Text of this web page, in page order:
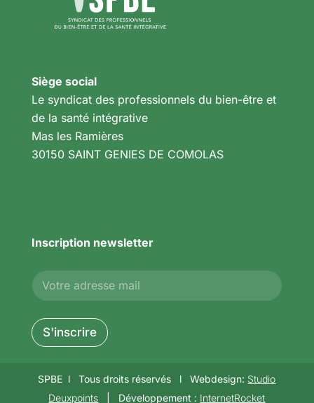
Siège social
Le syndicat des professionnels du bien-être et
de la santé intégrative
Mas les Ramières
30150 SAINT GENIES DE COMOLAS
Inscription newsletter
li
l
S'inscrire
SPBE l Tous droits réservés l Webdesign: Studio
Deuxpoints | Développement : InternetRocket